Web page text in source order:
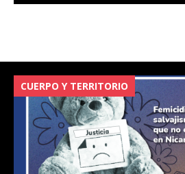
CUERPO Y TERRITORIO